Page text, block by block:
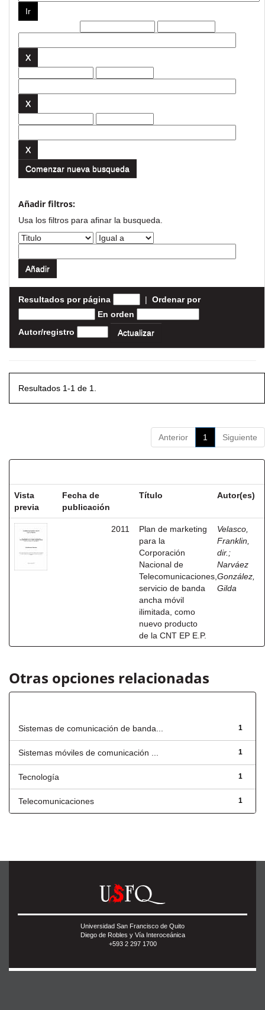
Comenzar nueva busqueda
Añadir filtros:
Usa los filtros para afinar la busqueda.
Resultados por página | Ordenar por
En orden
Autor/registro
Resultados 1-1 de 1.
Anterior 1 Siguiente
Vista
previa
Fecha de
publicación
Título Autor(es)
2011
Plan de marketing
para la
Corporación
Nacional de
Telecomunicaciones,
servicio de banda
ancha móvil
ilimitada, como
nuevo producto
de la CNT EP E.P.
Velasco,
Franklin,
dir. ;
Narváez
González,
Gilda
Otras opciones relacionadas
1
Sistemas de comunicación de banda...
1
Sistemas móviles de comunicación ...
1
Tecnología
1
Telecomunicaciones
Universidad San Francisco de Quito
Diego de Robles y Vía Interoceánica
+593 2 297 1700